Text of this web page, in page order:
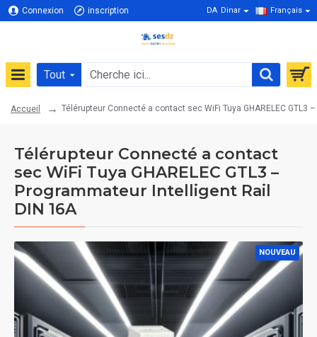
Connexion inscription DA Dinar Français
Tout
Accueil Télérupteur Connecté a contact sec WiFi Tuya GHARELEC GTL3
Télérupteur Connecté a contact
sec WiFi Tuya GHARELEC GTL3 –
Programmateur Intelligent Rail
DIN 16A
NOUVEAU